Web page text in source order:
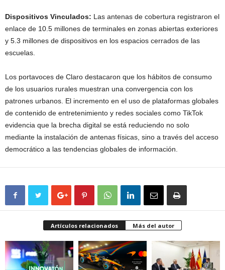
Dispositivos Vinculados: Las antenas de cobertura registraron el
enlace de 10.5 millones de terminales en zonas abiertas exteriores
y 5.3 millones de dispositivos en los espacios cerrados de las
escuelas.
Los portavoces de Claro destacaron que los hábitos de consumo
de los usuarios rurales muestran una convergencia con los
patrones urbanos. El incremento en el uso de plataformas globales
de contenido de entretenimiento y redes sociales como TikTok
evidencia que la brecha digital se está reduciendo no solo
mediante la instalación de antenas físicas, sino a través del acceso
democrático a las tendencias globales de información.
Artículos relacionados Más del autor